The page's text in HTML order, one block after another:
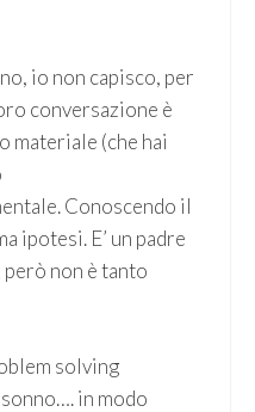
io non capisco, per
conversazione è
materiale (che hai
Conoscendo il
ipotesi. E’ un padre
non è tanto
solving
in modo